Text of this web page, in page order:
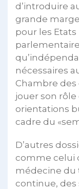
d’introduire
grande
pour les
nécessaires
Chambre
jouer son
orientations
cadre du
D’autres
comme celui
médecine du
continue, des